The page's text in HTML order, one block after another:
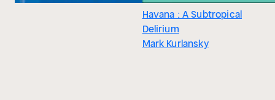
Havana : A Subtropical
Delirium
Mark Kurlansky